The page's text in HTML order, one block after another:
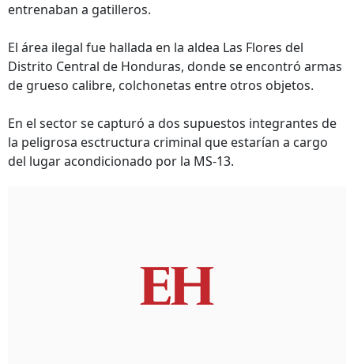
entrenaban a gatilleros.
El área ilegal fue hallada en la aldea Las Flores del
Distrito Central de Honduras, donde se encontró armas
de grueso calibre, colchonetas entre otros objetos.
En el sector se capturó a dos supuestos integrantes de
la peligrosa esctructura criminal que estarían a cargo
del lugar acondicionado por la MS-13.